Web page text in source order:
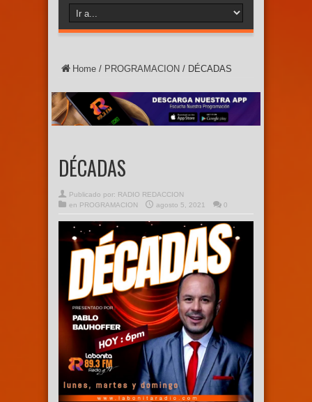
Home / PROGRAMACION / DÉCADAS
DÉCADAS
Publicado por: RADIO REDACCION
en PROGRAMACION agosto 5, 2021 0